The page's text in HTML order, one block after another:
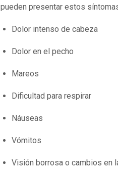
pueden presentar estos
Dolor intenso de cabeza
Dolor en el pecho
Mareos
Dificultad para respirar
Náuseas
Vómitos
Visión borrosa o cambios en